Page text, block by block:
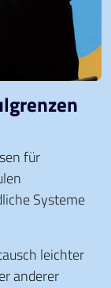
für
Systeme
leichter
anderer